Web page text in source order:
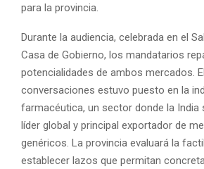
para la provincia.
Durante la audiencia, celebrada en el
Casa de Gobierno, los mandatarios
potencialidades de ambos mercados.
conversaciones estuvo puesto en la
farmacéutica, un sector donde la
líder global y principal exportador de
genéricos. La provincia evaluará la
establecer lazos que permitan